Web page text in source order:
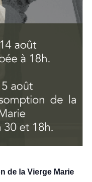
de la Vierge Marie